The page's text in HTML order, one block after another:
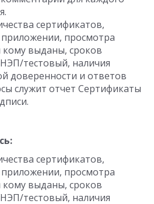
сертификатов,
просмотра
кому выданы, сроков
тестовый, наличия
доверенности и ответов
служит отчет Сертификаты
сертификатов,
просмотра
кому выданы, сроков
тестовый, наличия